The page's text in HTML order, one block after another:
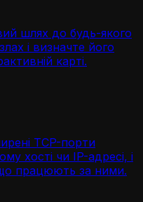
шлях до будь-якого
і визначте його
карті.
TCP-порти
хості чи IP-адресі, і
працюють за ними.